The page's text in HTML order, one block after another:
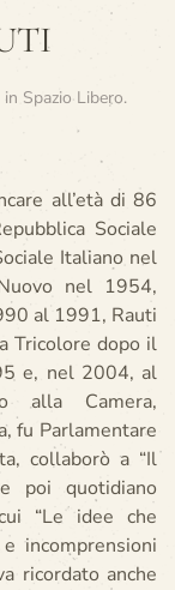
in Spazio Libero.
all’età di 86
Sociale
Italiano nel
nel 1954,
al 1991, Rauti
Tricolore dopo il
e, nel 2004, al
alla Camera,
fu Parlamentare
collaborò a “Il
poi quotidiano
“Le idee che
incomprensioni
ricordato anche